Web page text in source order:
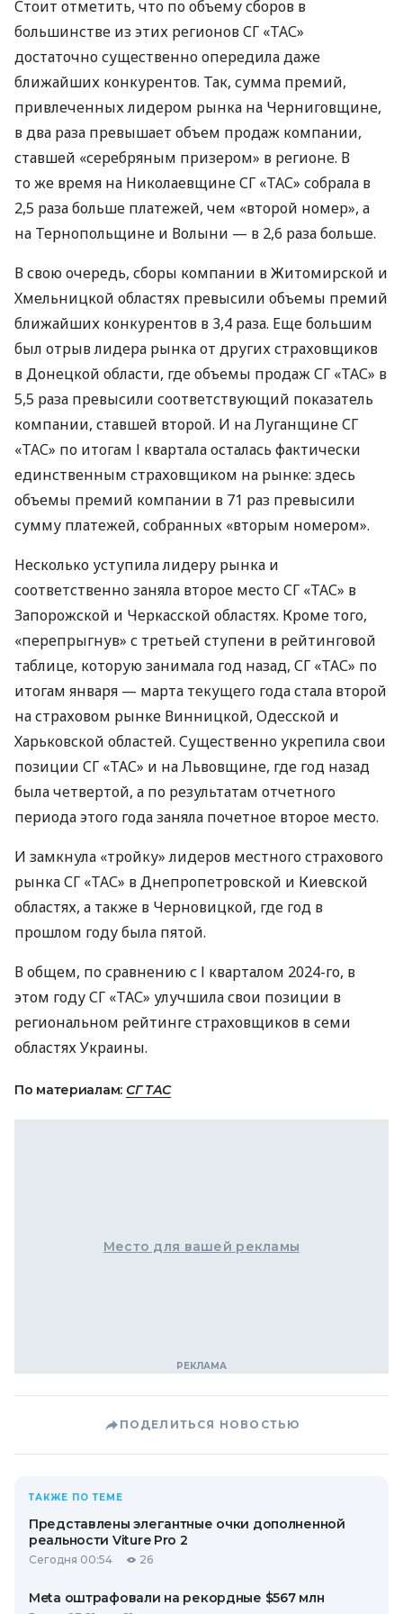
Стоит отметить, что по объему сборов в
большинстве из этих регионов СГ «ТАС»
достаточно существенно опередила даже
ближайших конкурентов. Так, сумма премий,
привлеченных лидером рынка на Черниговщине,
в два раза превышает объем продаж компании,
ставшей «серебряным призером» в регионе. В
то же время на Николаевщине СГ «ТАС» собрала в
2,5 раза больше платежей, чем «второй номер», а
на Тернопольщине и Волыни — в 2,6 раза больше.
В свою очередь, сборы компании в Житомирской и
Хмельницкой областях превысили объемы премий
ближайших конкурентов в 3,4 раза. Еще большим
был отрыв лидера рынка от других страховщиков
в Донецкой области, где объемы продаж СГ «ТАС» в
5,5 раза превысили соответствующий показатель
компании, ставшей второй. И на Луганщине СГ
«ТАС» по итогам І квартала осталась фактически
единственным страховщиком на рынке: здесь
объемы премий компании в 71 раз превысили
сумму платежей, собранных «вторым номером».
Несколько уступила лидеру рынка и
соответственно заняла второе место СГ «ТАС» в
Запорожской и Черкасской областях. Кроме того,
«перепрыгнув» с третьей ступени в рейтинговой
таблице, которую занимала год назад, СГ «ТАС» по
итогам января — марта текущего года стала второй
на страховом рынке Винницкой, Одесской и
Харьковской областей. Существенно укрепила свои
позиции СГ «ТАС» и на Львовщине, где год назад
была четвертой, а по результатам отчетного
периода этого года заняла почетное второе место.
И замкнула «тройку» лидеров местного страхового
рынка СГ «ТАС» в Днепропетровской и Киевской
областях, а также в Черновицкой, где год в
прошлом году была пятой.
В общем, по сравнению с І кварталом 2024-го, в
этом году СГ «ТАС» улучшила свои позиции в
региональном рейтинге страховщиков в семи
областях Украины.
По материалам: СГ ТАС
Место для вашей рекламы
ПОДЕЛИТЬСЯ НОВОСТЬЮ
ТАКЖЕ ПО ТЕМЕ
Представлены элегантные очки дополненной
реальности Viture Pro 2
Сегодня 00:54 26
Meta оштрафовали на рекордные $567 млн